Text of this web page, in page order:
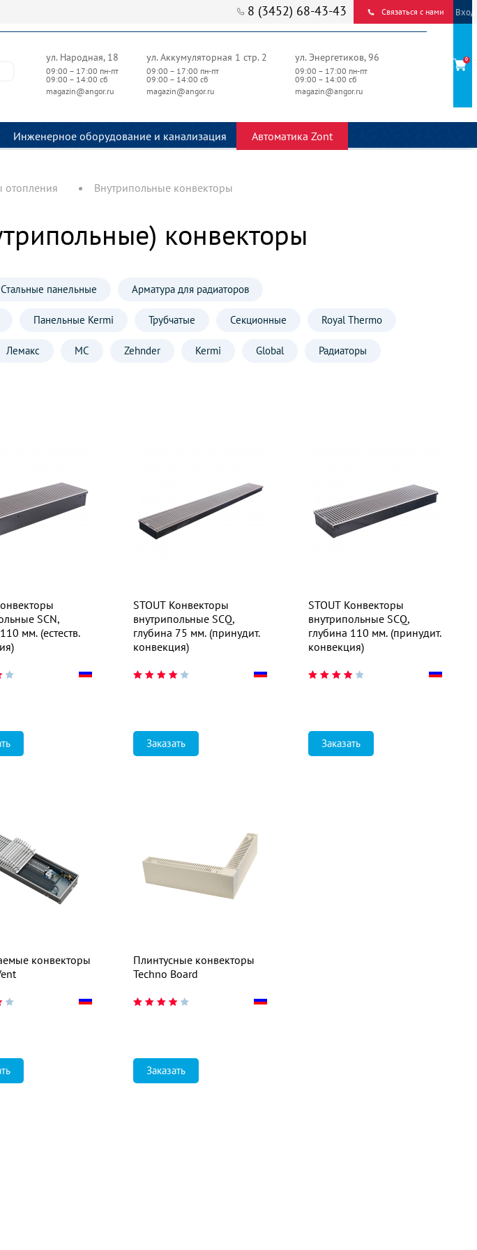
8 (3452) 68-43-43 Связаться с нами
ул. Народная, 18
09:00 – 17:00 пн-пт
09:00 – 14:00 сб
magazin@angor.ru
ул. Аккумуляторная 1 стр. 2
09:00 – 17:00 пн-пт
09:00 – 14:00 сб
magazin@angor.ru
ул. Энергетиков, 96
09:00 – 17:00 пн-пт
09:00 – 14:00 сб
magazin@angor.ru
Инженерное оборудование и канализация Автоматика Zont
Вход
0
отопления Внутрипольные конвекторы
конвекторы
Стальные панельные Арматура для радиаторов
Панельные Kermi Трубчатые Секционные Royal Thermo
Лемакс МС Zehnder Kermi Global Радиаторы
SCN,
мм. (естеств.
STOUT Конвекторы
внутрипольные SCQ,
глубина 75 мм. (принудит.
конвекция)
Заказать
STOUT Конвекторы
внутрипольные SCQ,
глубина 110 мм. (принудит.
конвекция)
Заказать
конвекторы
Плинтусные конвекторы
Techno Board
Заказать